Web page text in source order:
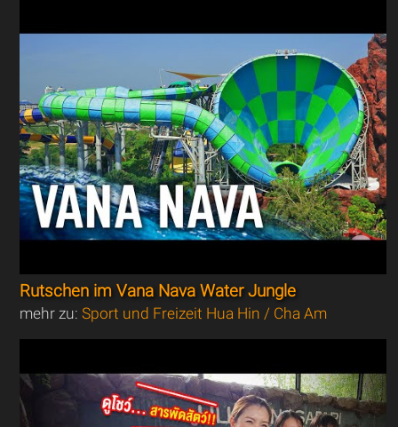
Rutschen im Vana Nava Water Jungle
mehr zu:Sport und Freizeit Hua Hin / Cha Am